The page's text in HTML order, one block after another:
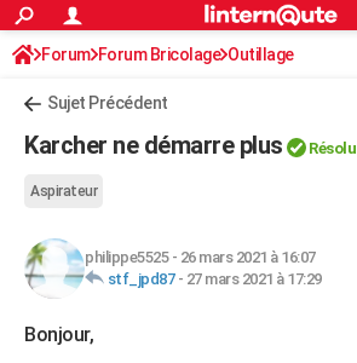
ACTUALITÉS
Politique
Société
Faits Divers
Education
Monde
Villes
+
Essais
Réserver un essai
Citadines
Berlines
SUV
Forum auto
+HIGH-TECH
BRICOLAGE
S'inscrire
Connexion
Forum Forum Bricolage Outillage
Sujet Précédent
Karcher ne démarre plus Résolu
Aspirateur
philippe5525- 26 mars 2021 à 16:07
stf_jpd87- 27 mars 2021 à 17:29
Bonjour,